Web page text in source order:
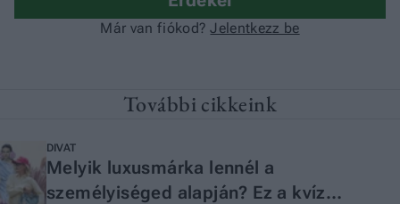
További cikkeink
DIVAT
Melyik luxusmárka lennél a
személyiséged alapján? Ez a kvíz